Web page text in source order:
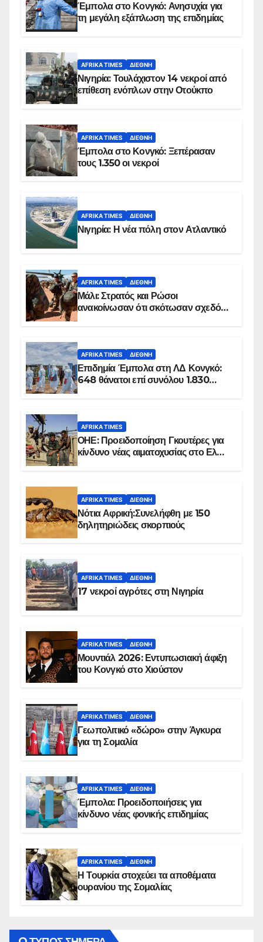
Έμπολα στο Κονγκό: Ανησυχία για
τη μεγάλη εξάπλωση της επιδημίας
AFRIKA TIMES ΔΙΕΘΝΉ
Νιγηρία: Τουλάχιστον 14 νεκροί από
επίθεση ενόπλων στην Οτούκπο
AFRIKA TIMES ΔΙΕΘΝΉ
Έμπολα στο Κονγκό: Ξεπέρασαν
τους 1.350 οι νεκροί
AFRIKA TIMES ΔΙΕΘΝΉ
Νιγηρία: Η νέα πόλη στον Ατλαντικό
AFRIKA TIMES ΔΙΕΘΝΉ
Μάλι: Στρατός και Ρώσοι
ανακοίνωσαν ότι σκότωσαν σχεδόν
AFRIKA TIMES ΔΙΕΘΝΉ
Επιδημία Έμπολα στη ΛΔ Κονγκό:
648 θάνατοι επί συνόλου 1.830
AFRIKA TIMES
ΟΗΕ: Προειδοποίηση Γκουτέρες για
κίνδυνο νέας αιματοχυσίας στο Ελ
AFRIKA TIMES ΔΙΕΘΝΉ
Νότια Αφρική:Συνελήφθη με 150
δηλητηριώδεις σκορπιούς
AFRIKA TIMES ΔΙΕΘΝΉ
17 νεκροί αγρότες στη Νιγηρία
AFRIKA TIMES ΔΙΕΘΝΉ
Μουντιάλ 2026: Εντυπωσιακή άφιξη
του Κονγκό στο Χιούστον
AFRIKA TIMES ΔΙΕΘΝΉ
Γεωπολιτικό «δώρο» στην Άγκυρα
για τη Σομαλία
AFRIKA TIMES ΔΙΕΘΝΉ
Έμπολα: Προειδοποιήσεις για
κίνδυνο νέας φονικής επιδημίας
AFRIKA TIMES ΔΙΕΘΝΉ
Η Τουρκία στοχεύει τα αποθέματα
ουρανίου της Σομαλίας